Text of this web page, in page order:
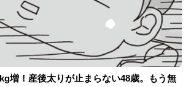
増！産後太りが止まらない48歳。もう無